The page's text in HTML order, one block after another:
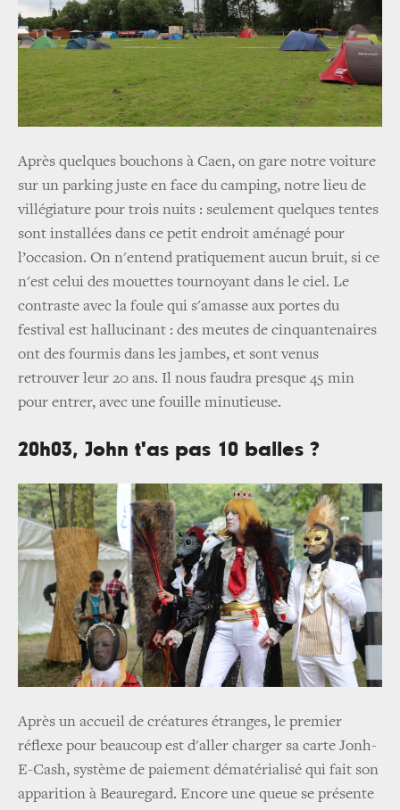
Après quelques bouchons à Caen, on gare notre voiture
sur un parking juste en face du camping, notre lieu de
villégiature pour trois nuits : seulement quelques tentes
sont installées dans ce petit endroit aménagé pour
l’occasion. On n'entend pratiquement aucun bruit, si ce
n'est celui des mouettes tournoyant dans le ciel. Le
contraste avec la foule qui s'amasse aux portes du
festival est hallucinant : des meutes de cinquantenaires
ont des fourmis dans les jambes, et sont venus
retrouver leur 20 ans. Il nous faudra presque 45 min
pour entrer, avec une fouille minutieuse.
20h03, John t'as pas 10 balles ?
Après un accueil de créatures étranges, le premier
réflexe pour beaucoup est d'aller charger sa carte Jonh-
E-Cash, système de paiement dématérialisé qui fait son
apparition à Beauregard. Encore une queue se présente